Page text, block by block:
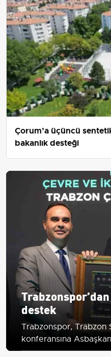
Çorum’a üçüncü
bakanlık desteği
destek
Trabzonspor, Trabzon
konferansına
Dağıstanlı ile